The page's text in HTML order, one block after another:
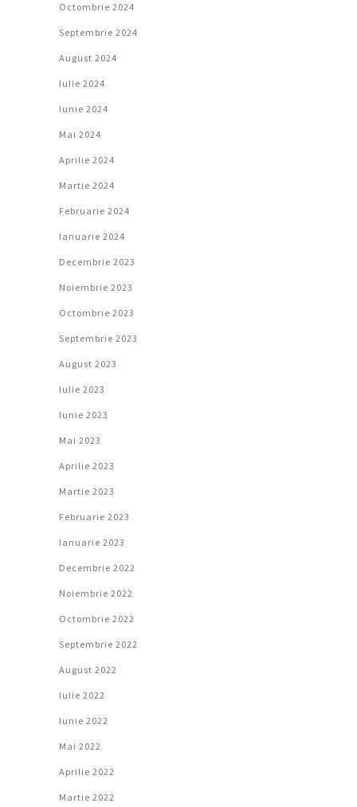
Octombrie 2024
Septembrie 2024
August 2024
Iulie 2024
Iunie 2024
Mai 2024
Aprilie 2024
Martie 2024
Februarie 2024
Ianuarie 2024
Decembrie 2023
Noiembrie 2023
Octombrie 2023
Septembrie 2023
August 2023
Iulie 2023
Iunie 2023
Mai 2023
Aprilie 2023
Martie 2023
Februarie 2023
Ianuarie 2023
Decembrie 2022
Noiembrie 2022
Octombrie 2022
Septembrie 2022
August 2022
Iulie 2022
Iunie 2022
Mai 2022
Aprilie 2022
Martie 2022